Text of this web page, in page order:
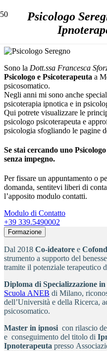
Psicologo
Sono la Dott.ssa Francesca
Psicologo e Psicoterapeuta a
psicosomatico.
Negli anni mi sono anche
psicoterapia ipnotica e in
Qui potrete visualizzare le
psicologo psicoterapeuta e
psicologia sfogliando le pagine
Se stai cercando uno
senza impegno.
Per fissare un appuntamento o
domanda, sentitevi liberi di
l’apposito modulo contatti.
Modulo di Contatto
+39 339.5490002
Formazione
Dal 2018 Co-ideatore e
strumento a supporto del
tramite il potenziale terapeutico
Diploma di Specializzazione
Scuola ANEB di Milano,
dell’Università e della Ricerca,
psicosomatico.
Master in ipnosi con rilascio
e conseguimento del titolo di
Ipnoterapeuta presso